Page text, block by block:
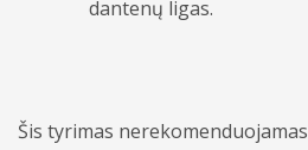
dantenų ligas.
Šis tyrimas